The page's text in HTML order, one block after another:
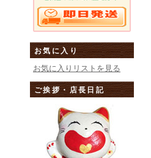
お気に入り
お気に入りリストを見る
ご挨拶・店長日記